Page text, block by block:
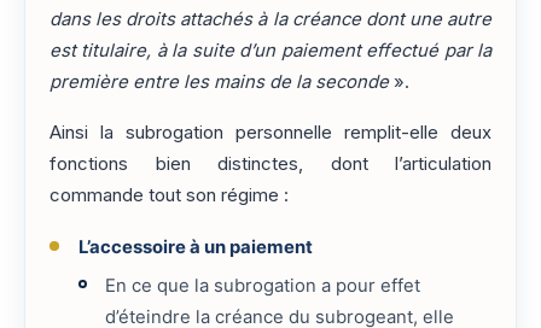
dans les droits attachés à la créance dont une autre
est titulaire, à la suite d’un paiement effectué par la
première entre les mains de la seconde ».
Ainsi la subrogation personnelle remplit-elle deux
fonctions bien distinctes, dont l’articulation
commande tout son régime :
L’accessoire à un paiement
En ce que la subrogation a pour effet
d’éteindre la créance du subrogeant, elle